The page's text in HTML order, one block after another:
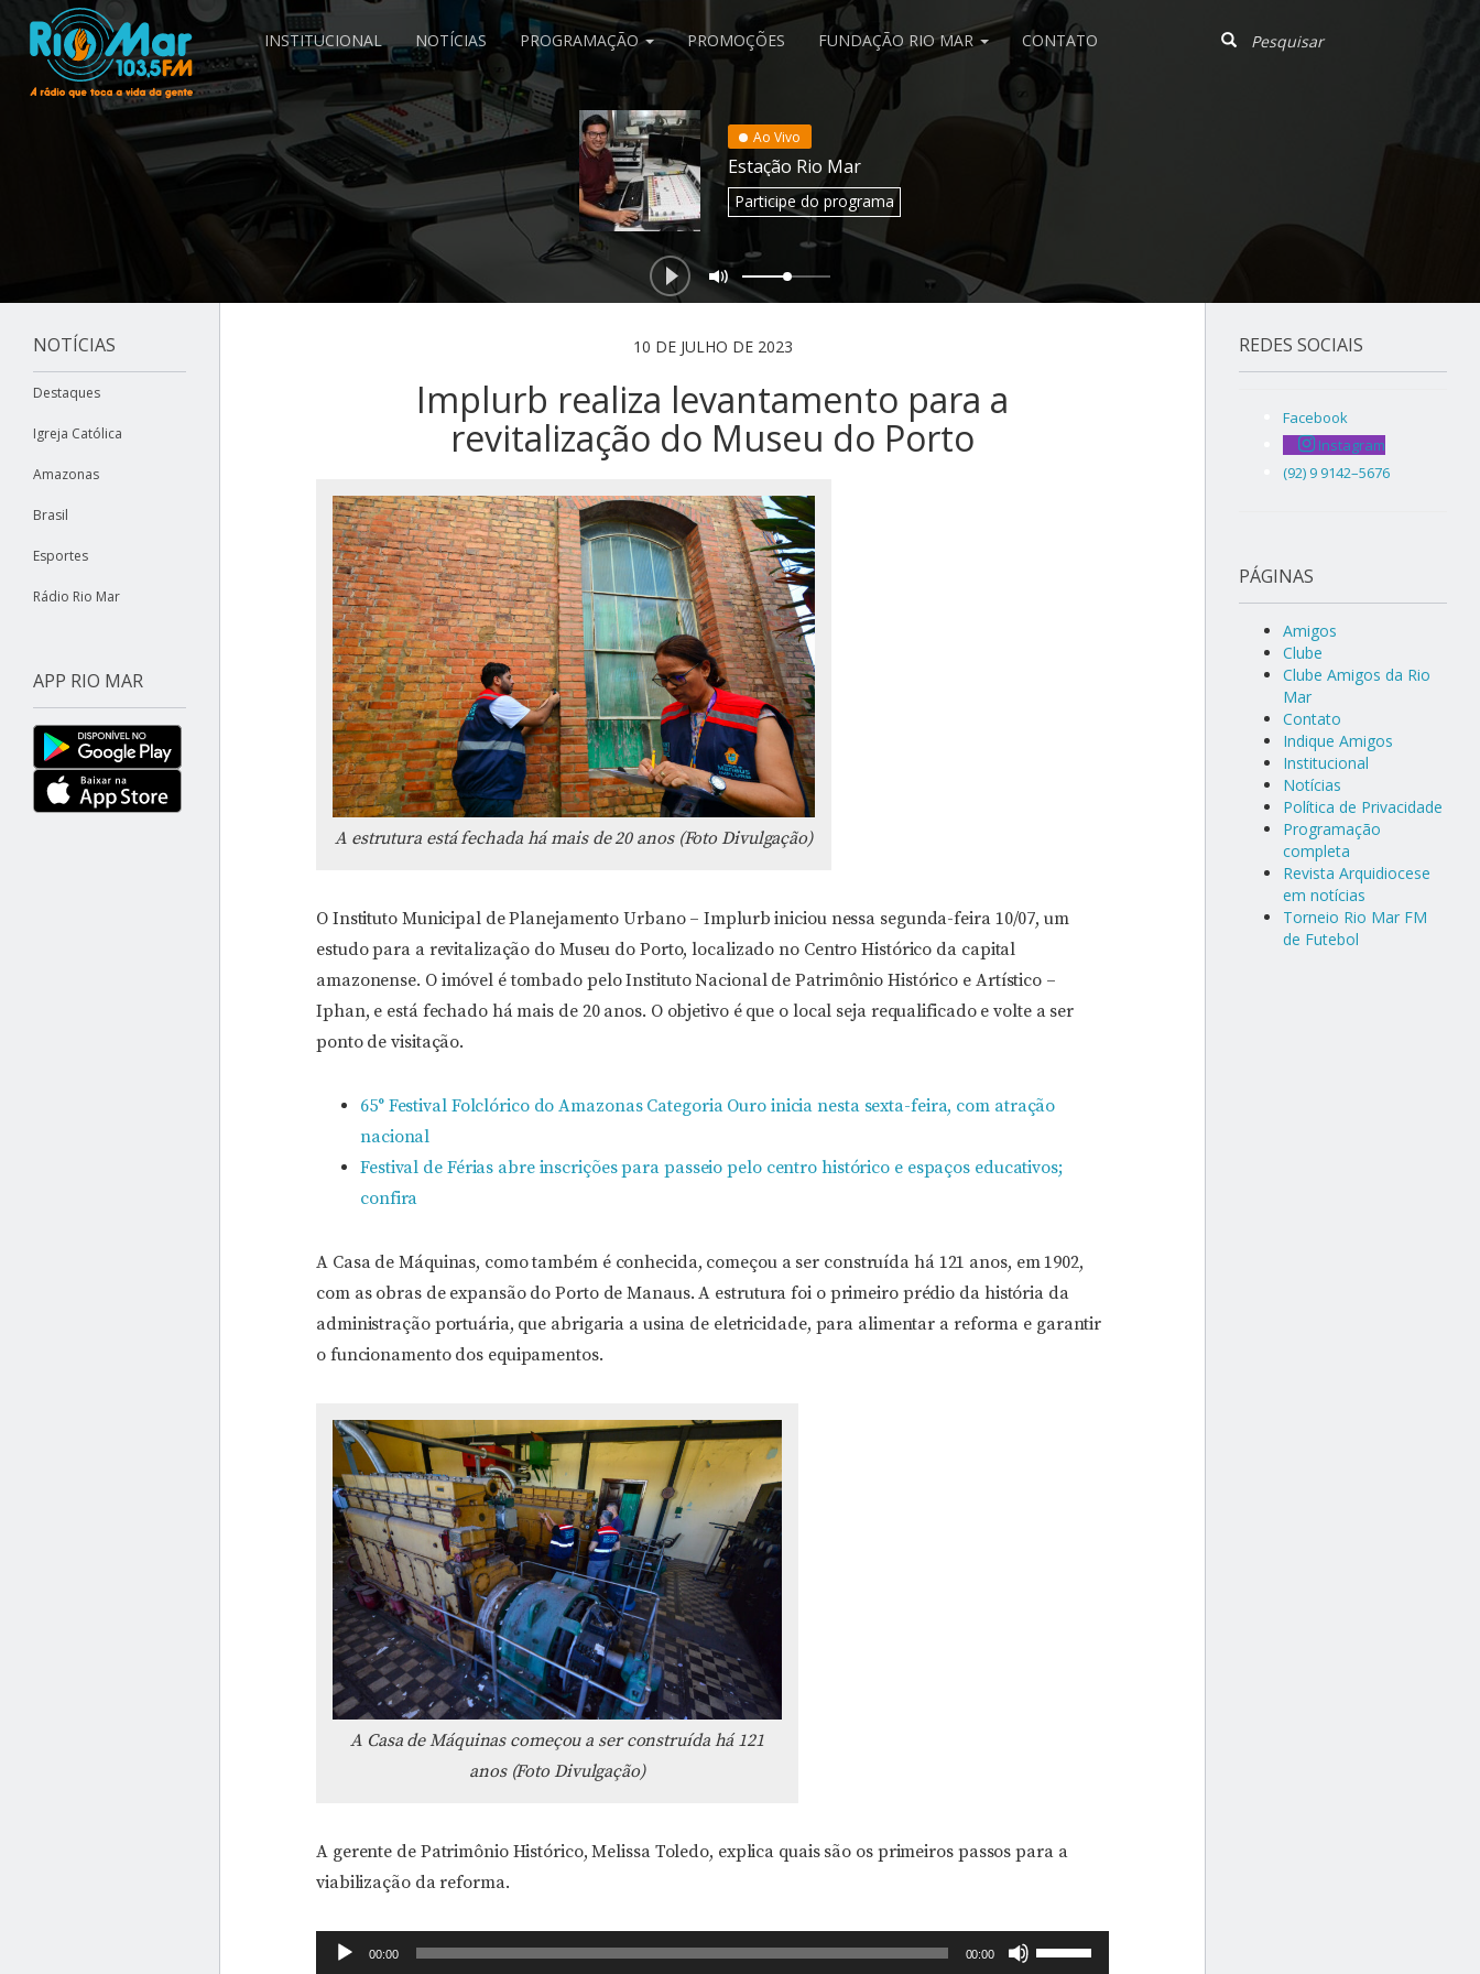
INSTITUCIONAL NOTÍCIAS PROGRAMAÇÃO PROMOÇÕES FUNDAÇÃO RIO MAR CONTATO
Ao Vivo
Estação Rio Mar
Participedo programa
NOTÍCIAS
Destaques
Igreja Católica
Amazonas
Brasil
Esportes
Rádio Rio Mar
APP RIO MAR
10 DE JULHO DE 2023
Implurb realiza levantamento para a
revitalização do Museu do Porto
A estrutura está fechada há mais de 20 anos (Foto Divulgação)
O Instituto Municipal de Planejamento Urbano – Implurb iniciou nessa segunda-feira 10/07, um
estudo para a revitalização do Museu do Porto, localizado no Centro Histórico da capital
amazonense. O imóvel é tombado pelo Instituto Nacional de Patrimônio Histórico e Artístico –
Iphan, e está fechado há mais de 20 anos. O objetivo é que o local seja requalificado e volte a ser
ponto de visitação.
65° Festival Folclórico do Amazonas Categoria Ouro inicia nesta sexta-feira, com atração
nacional
Festival de Férias abre inscrições para passeio pelo centro histórico e espaços educativos;
confira
A Casa de Máquinas, como também é conhecida, começou a ser construída há 121 anos, em 1902,
com as obras de expansão do Porto de Manaus. A estrutura foi o primeiro prédio da história da
administração portuária, que abrigaria a usina de eletricidade, para alimentar a reforma e garantir
o funcionamento dos equipamentos.
A Casa de Máquinas começou a ser construída há 121
anos (Foto Divulgação)
A gerente de Patrimônio Histórico, Melissa Toledo, explica quais são os primeiros passos para a
viabilização da reforma.
Tocador00:00 00:00
Use
REDES SOCIAIS
Facebook
Instagram
(92) 9 9142–5676
PÁGINAS
Amigos
Clube
Clube Amigos da Rio
Mar
Contato
Indique Amigos
Institucional
Notícias
Política de Privacidade
Programação
completa
Revista Arquidiocese
em notícias
Torneio Rio Mar FM
de Futebol